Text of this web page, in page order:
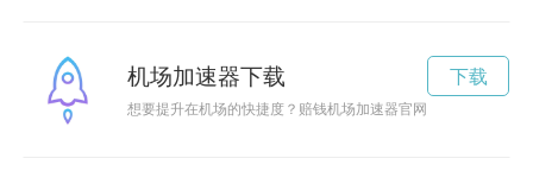
机场加速器下载
想要提升在机场的快捷度？赔钱机场加速器官网为您提供最新
下载